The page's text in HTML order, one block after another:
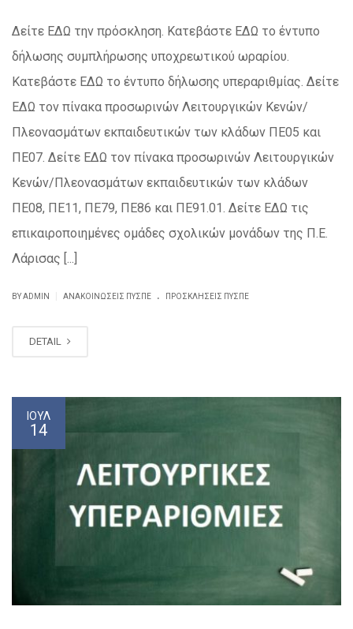
Δείτε ΕΔΩ την πρόσκληση. Κατεβάστε ΕΔΩ το έντυπο
δήλωσης συμπλήρωσης υποχρεωτικού ωραρίου.
Κατεβάστε ΕΔΩ το έντυπο δήλωσης υπεραριθμίας. Δείτε
ΕΔΩ τον πίνακα προσωρινών Λειτουργικών Κενών/
Πλεονασμάτων εκπαιδευτικών των κλάδων ΠΕ05 και
ΠΕ07. Δείτε ΕΔΩ τον πίνακα προσωρινών Λειτουργικών
Κενών/Πλεονασμάτων εκπαιδευτικών των κλάδων
ΠΕ08, ΠΕ11, ΠΕ79, ΠΕ86 και ΠΕ91.01. Δείτε ΕΔΩ τις
επικαιροποιημένες ομάδες σχολικών μονάδων της Π.Ε.
Λάρισας [...]
BY ADMIN ΑΝΑΚΟΙΝΏΣΕΙΣ ΠΥΣΠΕ . ΠΡΟΣΚΛΉΣΕΙΣ ΠΥΣΠΕ
DETAIL
ΙΟΎΛ
14